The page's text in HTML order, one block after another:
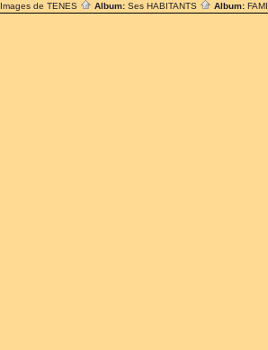
Images de TENES Album: Ses HABITANTS Album: